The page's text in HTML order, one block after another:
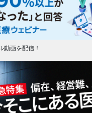
動画を配信！